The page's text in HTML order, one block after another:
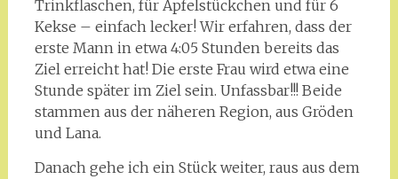
Trinkflaschen, für Apfelstückchen und für 6
Kekse – einfach lecker! Wir erfahren, dass der
erste Mann in etwa 4:05 Stunden bereits das
Ziel erreicht hat! Die erste Frau wird etwa eine
Stunde später im Ziel sein. Unfassbar!!! Beide
stammen aus der näheren Region, aus Gröden
und Lana.
Danach gehe ich ein Stück weiter, raus aus dem